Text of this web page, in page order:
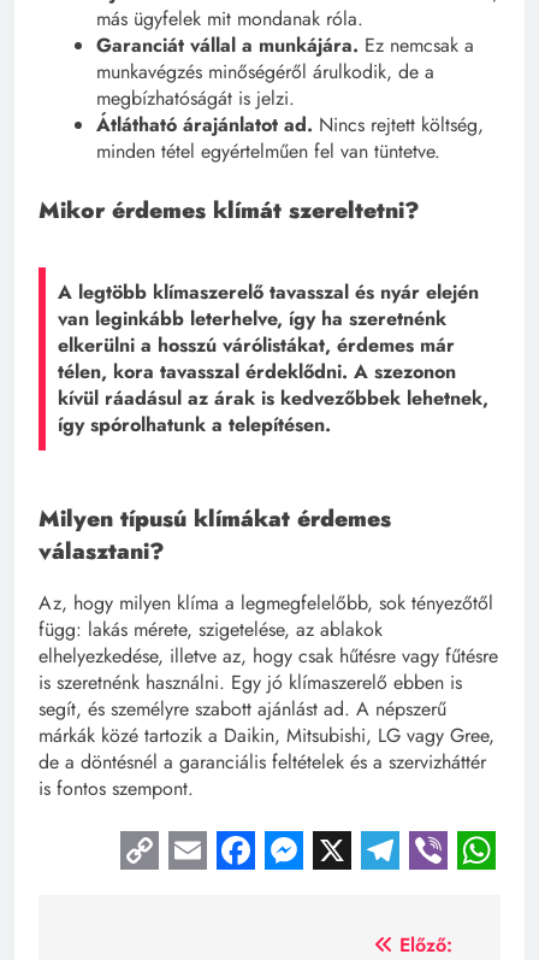
más ügyfelek mit mondanak róla.
Garanciát vállal a munkájára. Ez nemcsak a
munkavégzés minőségéről árulkodik, de a
megbízhatóságát is jelzi.
Átlátható árajánlatot ad. Nincs rejtett költség,
minden tétel egyértelműen fel van tüntetve.
Mikor érdemes klímát szereltetni?
A legtöbb klímaszerelő tavasszal és nyár elején
van leginkább leterhelve, így ha szeretnénk
elkerülni a hosszú várólistákat, érdemes már
télen, kora tavasszal érdeklődni. A szezonon
kívül ráadásul az árak is kedvezőbbek lehetnek,
így spórolhatunk a telepítésen.
Milyen típusú klímákat érdemes
választani?
Az, hogy milyen klíma a legmegfelelőbb, sok tényezőtől
függ: lakás mérete, szigetelése, az ablakok
elhelyezkedése, illetve az, hogy csak hűtésre vagy fűtésre
is szeretnénk használni. Egy jó klímaszerelő ebben is
segít, és személyre szabott ajánlást ad. A népszerű
márkák közé tartozik a Daikin, Mitsubishi, LG vagy Gree,
de a döntésnél a garanciális feltételek és a szervizháttér
is fontos szempont.
Copy
Link
EmailFacebook
Messenger
X Viber
Előző: